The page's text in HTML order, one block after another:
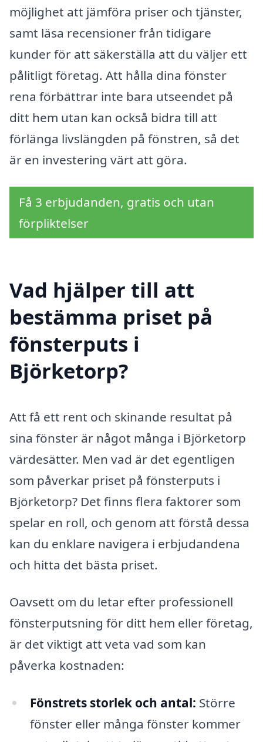
möjlighet att jämföra priser och tjänster,
samt läsa recensioner från tidigare
kunder för att säkerställa att du väljer ett
pålitligt företag. Att hålla dina fönster
rena förbättrar inte bara utseendet på
ditt hem utan kan också bidra till att
förlänga livslängden på fönstren, så det
är en investering värt att göra.
Få 3 erbjudanden, gratis och utan
förpliktelser
Vad hjälper till att
bestämma priset på
fönsterputs i
Björketorp?
Att få ett rent och skinande resultat på
sina fönster är något många i Björketorp
värdesätter. Men vad är det egentligen
som påverkar priset på fönsterputs i
Björketorp? Det finns flera faktorer som
spelar en roll, och genom att förstå dessa
kan du enklare navigera i erbjudandena
och hitta det bästa priset.
Oavsett om du letar efter professionell
fönsterputsning för ditt hem eller företag,
är det viktigt att veta vad som kan
påverka kostnaden:
Fönstrets storlek och antal: Större
fönster eller många fönster kommer